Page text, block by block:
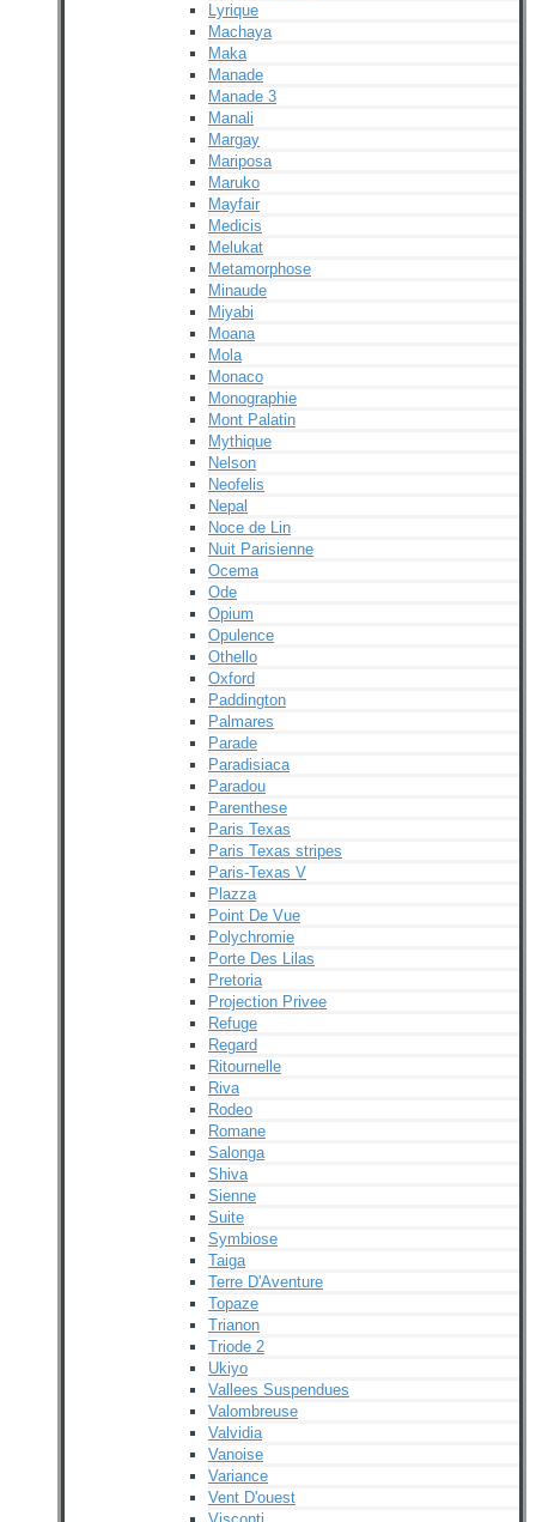
Lyrique
Machaya
Maka
Manade
Manade 3
Manali
Margay
Mariposa
Maruko
Mayfair
Medicis
Melukat
Metamorphose
Minaude
Miyabi
Moana
Mola
Monaco
Monographie
Mont Palatin
Mythique
Nelson
Neofelis
Nepal
Noce de Lin
Nuit Parisienne
Ocema
Ode
Opium
Opulence
Othello
Oxford
Paddington
Palmares
Parade
Paradisiaca
Paradou
Parenthese
Paris Texas
Paris Texas stripes
Paris-Texas V
Plazza
Point De Vue
Polychromie
Porte Des Lilas
Pretoria
Projection Privee
Refuge
Regard
Ritournelle
Riva
Rodeo
Romane
Salonga
Shiva
Sienne
Suite
Symbiose
Taiga
Terre D'Aventure
Topaze
Trianon
Triode 2
Ukiyo
Vallees Suspendues
Valombreuse
Valvidia
Vanoise
Variance
Vent D'ouest